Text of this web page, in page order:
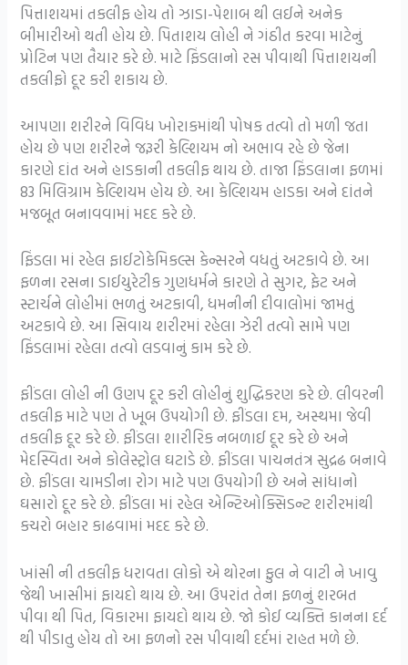
પિત્તાશયમાં તકલીફ હોય તો ઝાડા-પેશાબ થી લઈને અનેક
બીમારીઓ થતી હોય છે. પિતાશય લોહી ને ગંઠીત કરવા માટેનું
પ્રોટિન પણ તૈયાર કરે છે. માટે ફિંડલાનો રસ પીવાથી પિત્તાશયની
તકલીફો દૂર કરી શકાય છે.
આપણા શરીરને વિવિધ ખોરાકમાંથી પોષક તત્વો તો મળી જતા
હોય છે પણ શરીરને જરૂરી કેલ્શિયમ નો અભાવ રહે છે જેના
કારણે દાંત અને હાડકાની તકલીફ થાય છે. તાજા ફિંડલાના ફળમાં
83 મિલિગ્રામ કેલ્શિયમ હોય છે. આ કેલ્શિયમ હાડકા અને દાંતને
મજબૂત બનાવવામાં મદદ કરે છે.
ફિંડલા માં રહેલ ફાઈટોકેમિકલ્સ કેન્સરને વધતું અટકાવે છે. આ
ફળના રસના ડાઈયુરેટીક ગુણધર્મને કારણે તે સુગર, ફેટ અને
સ્ટાર્ચને લોહીમાં ભળતું અટકાવી, ધમનીની દીવાલોમાં જામતું
અટકાવે છે. આ સિવાય શરીરમાં રહેલા ઝેરી તત્વો સામે પણ
ફિંડલામાં રહેલા તત્વો લડવાનું કામ કરે છે.
ફીંડલા લોહી ની ઉણપ દૂર કરી લોહીનું શુદ્ધિકરણ કરે છે. લીવરની
તકલીફ માટે પણ તે ખૂબ ઉપયોગી છે. ફીંડલા દમ, અસ્થમા જેવી
તકલીફ દૂર કરે છે. ફીંડલા શારીરિક નબળાઈ દૂર કરે છે અને
મેદસ્વિતા અને કોલેસ્ટ્રોલ ઘટાડે છે. ફીંડલા પાચનતંત્ર સુદ્રઢ બનાવે
છે. ફીંડલા ચામડીના રોગ માટે પણ ઉપયોગી છે અને સાંધાનો
ઘસારો દૂર કરે છે. ફીંડલા માં રહેલ એન્ટિઓક્સિડન્ટ શરીરમાંથી
કચરો બહાર કાઢવામાં મદદ કરે છે.
ખાંસી ની તકલીફ ધરાવતા લોકો એ થોરના ફુલ ને વાટી ને ખાવુ
જેથી ખાસીમાં ફાયદો થાય છે. આ ઉપરાંત તેના ફળનું શરબત
પીવા થી પિત, વિકારમા ફાયદો થાય છે. જો કોઈ વ્યક્તિ કાનના દર્દ
થી પીડાતુ હોય તો આ ફળનો રસ પીવાથી દર્દમાં રાહત મળે છે.